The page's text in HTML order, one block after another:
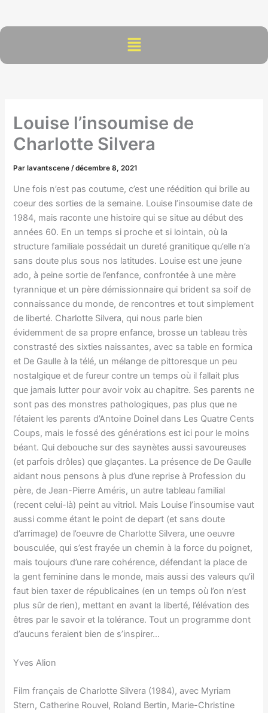
contenu
Menu
Louise l’insoumise de
Charlotte Silvera
Parlavantscene /décembre 8, 2021
Une fois n’est pas coutume, c’est une réédition qui brille au
coeur des sorties de la semaine. Louise l’insoumise date de
1984, mais raconte une histoire qui se situe au début des
années 60. En un temps si proche et si lointain, où la
structure familiale possédait un dureté granitique qu’elle n’a
sans doute plus sous nos latitudes. Louise est une jeune
ado, à peine sortie de l’enfance, confrontée à une mère
tyrannique et un père démissionnaire qui brident sa soif de
connaissance du monde, de rencontres et tout simplement
de liberté. Charlotte Silvera, qui nous parle bien
évidemment de sa propre enfance, brosse un tableau très
constrasté des sixties naissantes, avec sa table en formica
et De Gaulle à la télé, un mélange de pittoresque un peu
nostalgique et de fureur contre un temps où il fallait plus
que jamais lutter pour avoir voix au chapitre. Ses parents ne
sont pas des monstres pathologiques, pas plus que ne
l’étaient les parents d’Antoine Doinel dans Les Quatre Cents
Coups, mais le fossé des générations est ici pour le moins
béant. Qui debouche sur des saynètes aussi savoureuses
(et parfois drôles) que glaçantes. La présence de De Gaulle
aidant nous pensons à plus d’une reprise à Profession du
père, de Jean-Pierre Améris, un autre tableau familial
(recent celui-là) peint au vitriol. Mais Louise l’insoumise vaut
aussi comme étant le point de depart (et sans doute
d’arrimage) de l’oeuvre de Charlotte Silvera, une oeuvre
bousculée, qui s’est frayée un chemin à la force du poignet,
mais toujours d’une rare cohérence, défendant la place de
la gent feminine dans le monde, mais aussi des valeurs qu’il
faut bien taxer de républicaines (en un temps où l’on n’est
plus sûr de rien), mettant en avant la liberté, l’élévation des
êtres par le savoir et la tolérance. Tout un programme dont
d’aucuns feraient bien de s’inspirer…
Yves Alion
Film français de Charlotte Silvera (1984), avec Myriam
Stern, Catherine Rouvel, Roland Bertin, Marie-Christine